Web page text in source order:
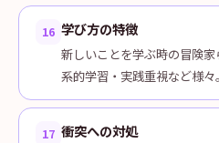
16 学び方の特徴
新しいことを学ぶ時の冒険
系的学習・実践重視など様々。
17 衝突への対処